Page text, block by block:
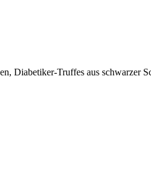
Diabetiker-Truffes aus schwarzer